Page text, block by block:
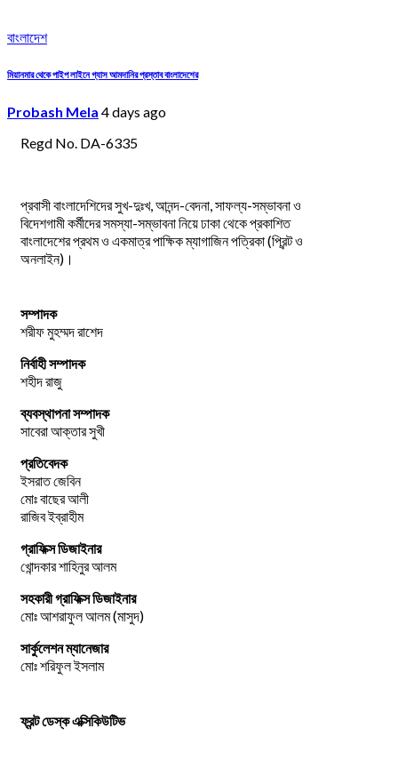
বাংলাদেশ
মিয়ানমার থেকে পাইপ লাইনে গ্যাস আমদানির প্রস্তাব বাংলাদেশের
Probash Mela 4 days ago
Regd No. DA-6335
প্রবাসী বাংলাদেশিদের সুখ-দুঃখ, আনন্দ-বেদনা, সাফল্য-সম্ভাবনা ও
বিদেশগামী কর্মীদের সমস্যা-সম্ভাবনা নিয়ে ঢাকা থেকে প্রকাশিত
বাংলাদেশের প্রথম ও একমাত্র পাক্ষিক ম্যাগাজিন পত্রিকা (প্রিন্ট ও
অনলাইন)।
সম্পাদক
শরীফ মুহম্মদ রাশেদ
নির্বাহী সম্পাদক
শহীদ রাজু
ব্যবস্থাপনা সম্পাদক
সাবেরা আক্তার সুখী
প্রতিবেদক
ইসরাত জেবিন
মোঃ বাছের আলী
রাজিব ইব্রাহীম
গ্রাফিক্স ডিজাইনার
খোন্দকার শাহিনুর আলম
সহকারী গ্রাফিক্স ডিজাইনার
মোঃ আশরাফুল আলম (মাসুদ)
সার্কুলেশন ম্যানেজার
মোঃ শরিফুল ইসলাম
ফ্রন্ট ডেস্ক এক্সিকিউটিভ